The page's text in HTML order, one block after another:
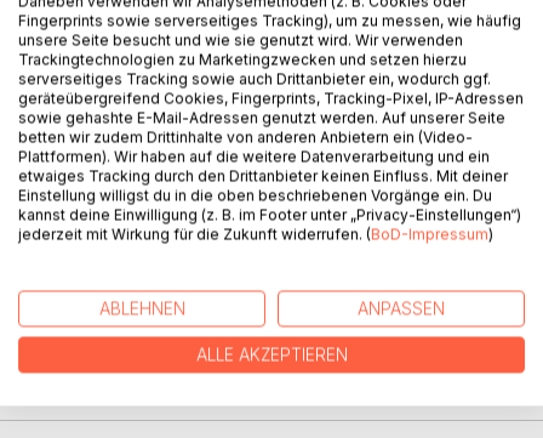
Auf die Merkliste
Titel bewerten
Innere Wellen - Gedanken Gedichte
Fingerprints sowie serverseitiges Tracking), um zu messen, wie häufig
unsere Seite besucht und wie sie genutzt wird. Wir verwenden
Trackingtechnologien zu Marketingzwecken und setzen hierzu
serverseitiges Tracking sowie auch Drittanbieter ein, wodurch ggf.
geräteübergreifend Cookies, Fingerprints, Tracking-Pixel, IP-Adressen
sowie gehashte E-Mail-Adressen genutzt werden. Auf unserer Seite
betten wir zudem Drittinhalte von anderen Anbietern ein (Video-
Plattformen). Wir haben auf die weitere Datenverarbeitung und ein
etwaiges Tracking durch den Drittanbieter keinen Einfluss. Mit deiner
Einstellung willigst du in die oben beschriebenen Vorgänge ein. Du
kannst deine Einwilligung (z. B. im Footer unter „Privacy-Einstellungen“)
jederzeit mit Wirkung für die Zukunft widerrufen. (BoD-Impressum)
ABLEHNEN ANPASSEN
ALLE AKZEPTIEREN